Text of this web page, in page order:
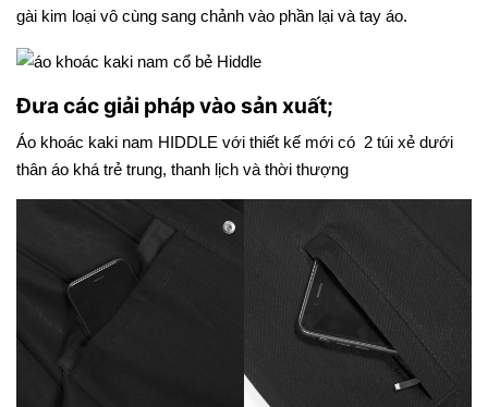
gài kim loại vô cùng sang chảnh vào phần lại và tay áo.
Đưa các giải pháp vào sản xuất;
Áo khoác kaki nam HIDDLE với thiết kế mới có 2 túi xẻ dưới
thân áo khá trẻ trung, thanh lịch và thời thượng